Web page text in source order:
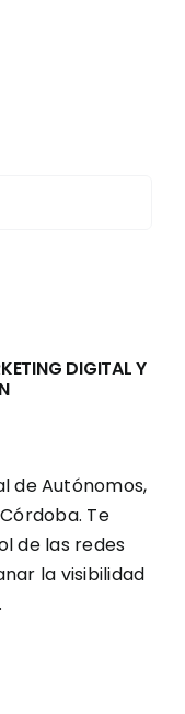
DIGITAL Y
de Autónomos,
Te
de las redes
la visibilidad